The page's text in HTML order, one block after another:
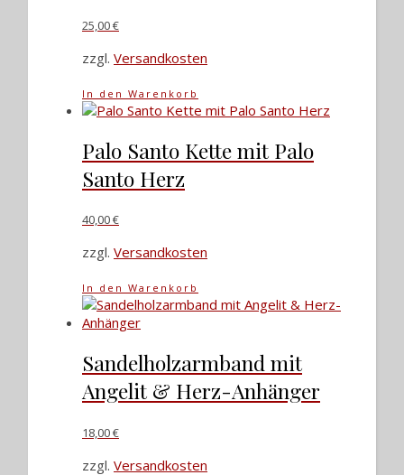
25,00€
zzgl. Versandkosten
In den Warenkorb
Palo Santo Kette mit Palo
Santo Herz
40,00€
zzgl. Versandkosten
In den Warenkorb
Sandelholzarmband mit
Angelit & Herz-Anhänger
18,00€
zzgl. Versandkosten